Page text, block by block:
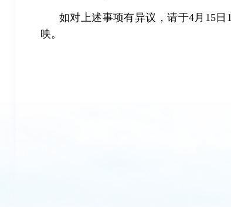
如对上述事项有异议，请于4月 15日
映。